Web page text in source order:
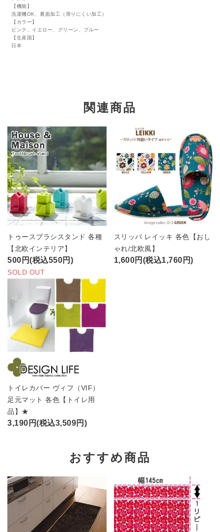
【機能】
洗濯機OK、裏面加工（滑りにくい加工）
【カラー】
ピンク、イエロー、グリーン、ブルー
【生産国】
日本
関連商品
トゥースブラシスタンド 各種
【北欧インテリア】
500円(税込550円)
SOLD OUT
スリッパ レイッキ 各色【おし
ゃれ/北欧風】
1,600円(税込1,760円)
トイレカバー ヴィフ（VIF）
足元マット 各色【トイレ用
品】★
3,190円(税込3,509円)
おすすめ商品